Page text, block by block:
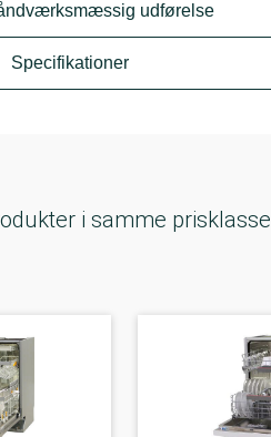
udførelse
Specifikationer
i samme prisklasse